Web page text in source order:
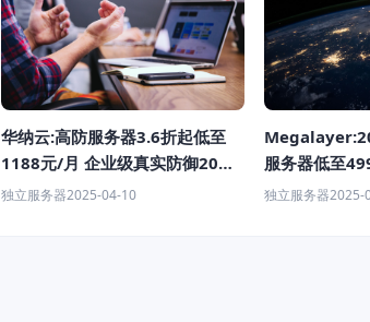
华纳云:高防服务器3.6折起低至
1188元/月 企业级真实防御20G
T级防御 自营机房一手服务器资
独立服务器2025-04-10
服务器低至
399元/月限时
独立服务器2025-